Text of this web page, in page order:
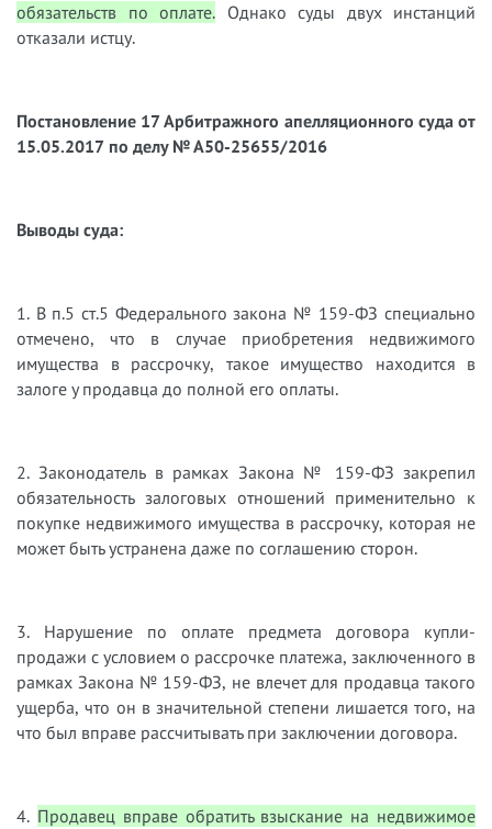
обязательств по оплате. Однако суды двух инстанций
отказали истцу.
Постановление 17 Арбитражного апелляционного суда от
15.05.2017 по делу № А50-25655/2016
Выводы суда:
1. В п.5 ст.5 Федерального закона № 159-ФЗ специально
отмечено, что в случае приобретения недвижимого
имущества в рассрочку, такое имущество находится в
залоге у продавца до полной его оплаты.
2. Законодатель в рамках Закона № 159-ФЗ закрепил
обязательность залоговых отношений применительно к
покупке недвижимого имущества в рассрочку, которая не
может быть устранена даже по соглашению сторон.
3. Нарушение по оплате предмета договора купли-
продажи с условием о рассрочке платежа, заключенного в
рамках Закона № 159-ФЗ, не влечет для продавца такого
ущерба, что он в значительной степени лишается того, на
что был вправе рассчитывать при заключении договора.
4. Продавец вправе обратить взыскание на недвижимое